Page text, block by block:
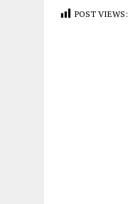
POST VIEWS: